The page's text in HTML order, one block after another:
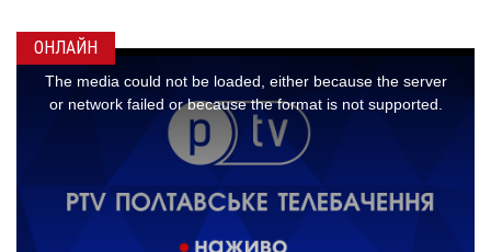
ОНЛАЙН